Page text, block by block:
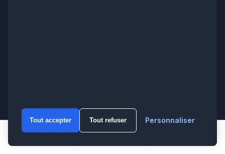
ZONES D’INTERVENTION
Paris
Seine-Saint-Denis
Tout accepter Tout refuser Personnaliser